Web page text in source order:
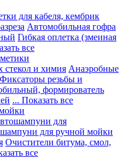
для кабеля, кембрик
Автомобильная гофра
Гибкая оплетка (змеиная
все
стекол и химия Анаэробные
Фиксаторы резьбы и
формирователь
... Показать все
для
для ручной мойки
Очистители битума, смол,
все